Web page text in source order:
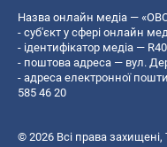
Назва онлайн медіа —
- суб'єкт у сфері онлайн
- ідентифікатор медіа —
- поштова адреса — вул.
- адреса електронної
585 46 20
© 2026 Всі права